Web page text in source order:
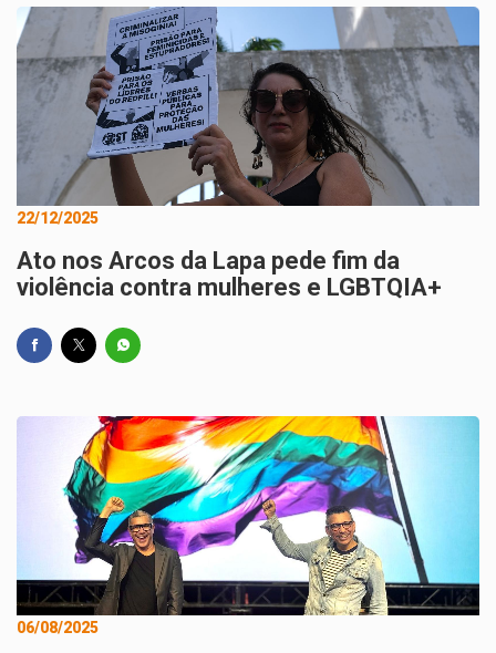
22/12/2025
Ato nos Arcos da Lapa pede fim da
violência contra mulheres e LGBTQIA+
06/08/2025